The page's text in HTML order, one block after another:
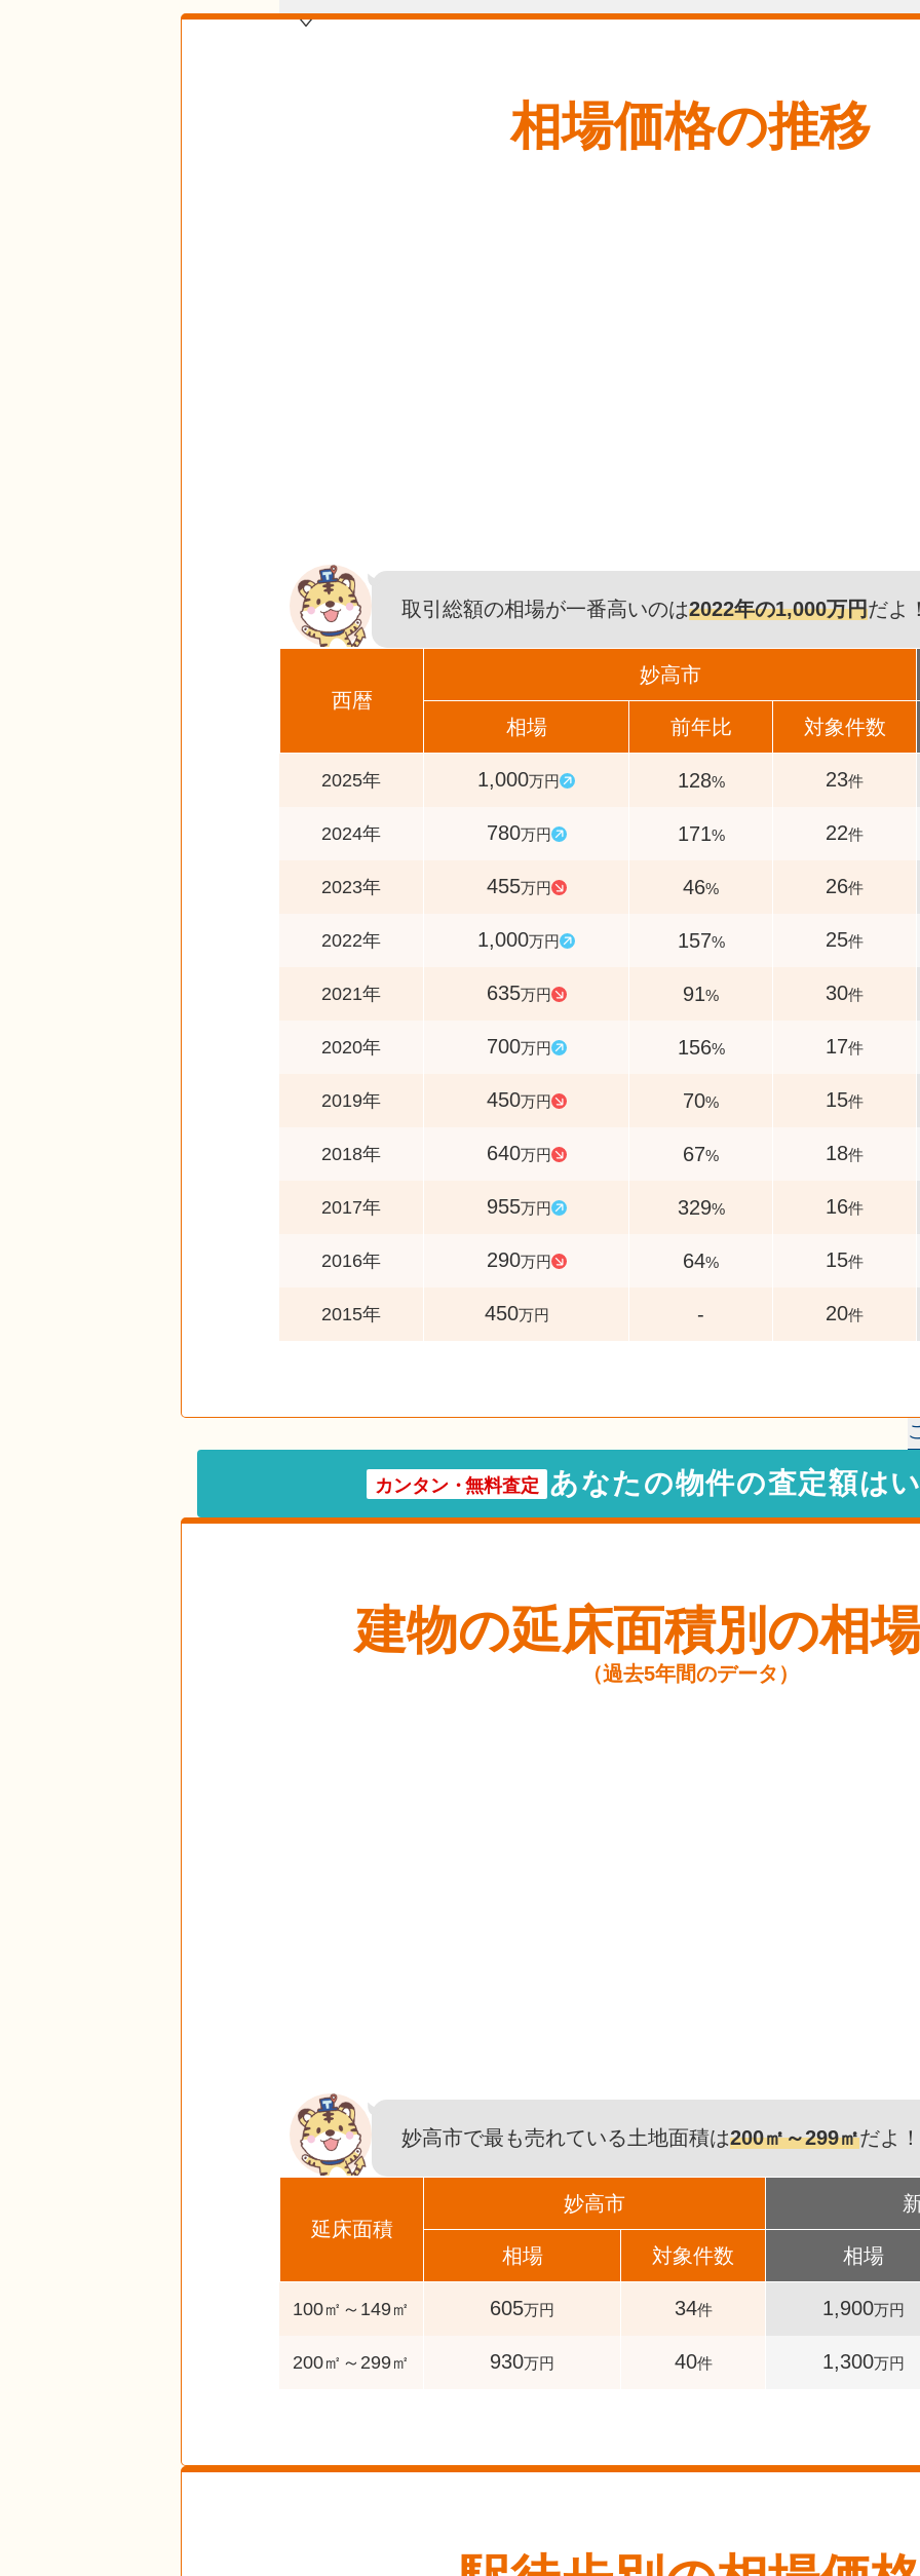
目次を表示する
相場価格の推移
取引総額の相場が一番高いのは2022年の1,000万円だよ
西暦
妙高市
相場 前年比 対象件数
2025年 1,000万円 128% 23件
2024年 780万円 171% 22件
2023年 455万円 46% 26件
2022年 1,000万円 157% 25件
2021年 635万円 91% 30件
2020年 700万円 156% 17件
2019年 450万円 70% 15件
2018年 640万円 67% 18件
2017年 955万円 329% 16件
2016年 290万円 64% 15件
2015年 450万円 - 20件
カンタン・ 無料査定 あなたの物件の査定額は
建物の延床面積別の相
（過去5年間のデータ）
妙高市で最も売れている土地面積は200㎡～299㎡だよ！
延床面積
妙高市
相場 対象件数 相場
100㎡～149㎡ 605万円 34件 1,900万円
200㎡～299㎡ 930万円 40件 1,300万円